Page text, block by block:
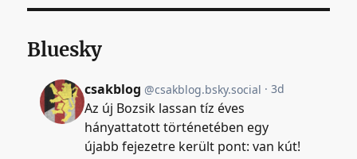
Bluesky